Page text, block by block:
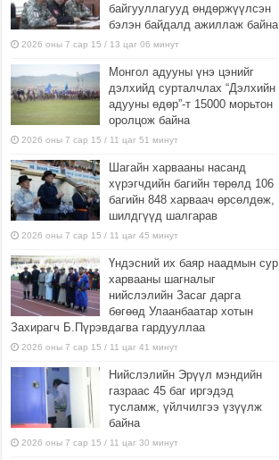
байгууллагууд өндөржүүлсэн
бэлэн байдалд ажиллаж байна
2026 оны 7 сар 15 / 13 цаг 06 минут
Монгол адууны үнэ цэнийг
дэлхийд сурталчлах “Дэлхийн
адууны өдөр”-т 15000 морьтон
оролцож байна
2026 оны 7 сар 15 / 11 цаг 51 минут
Шагайн харвааны насанд
хүрэгчдийн багийн төрөлд 106
багийн 848 харваач өрсөлдөж,
шилдгүүд шалгарав
2026 оны 7 сар 15 / 11 цаг 45 минут
Үндэсний их баяр наадмын сур
харвааны шагналыг
нийслэлийн Засаг дарга
бөгөөд Улаанбаатар хотын
Захирагч Б.Пүрэвдагва гардууллаа
2026 оны 7 сар 15 / 11 цаг 41 минут
Нийслэлийн Эрүүл мэндийн
газраас 45 баг иргэдэд
тусламж, үйлчилгээ үзүүлж
байна
2026 оны 7 сар 15 / 11 цаг 30 минут